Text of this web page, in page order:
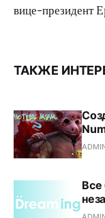
вице-президент
ТАКЖЕ
Все